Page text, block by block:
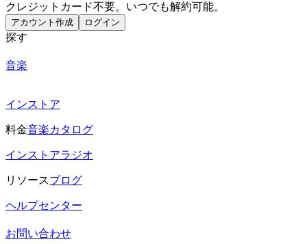
クレジットカード不要。いつでも解約可能。
アカウント作成 ログイン
探す
音楽
インストア
料金音楽カタログ
インストアラジオ
リソースブログ
ヘルプセンター
お問い合わせ